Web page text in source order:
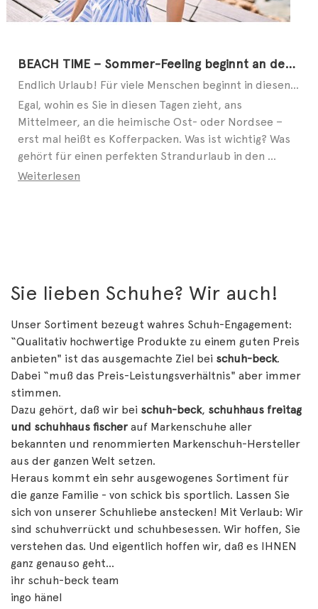
BEACH TIME – Sommer-Feeling beginnt an den Füßen
Endlich Urlaub! Für viele Menschen beginnt in diesen Tagen die schönste Zeit des Jahres. Ob allein, ...
Egal, wohin es Sie in diesen Tagen zieht, ans
Mittelmeer, an die heimische Ost- oder Nordsee –
erst mal heißt es Kofferpacken. Was ist wichtig? Was
gehört für einen perfekten Strandurlaub in den ...
Weiterlesen
Sie lieben Schuhe? Wir auch!
Unser Sortiment bezeugt wahres Schuh-Engagement:
“Qualitativ hochwertige Produkte zu einem guten Preis
anbieten" ist das ausgemachte Ziel bei schuh-beck.
Dabei “muß das Preis-Leistungsverhältnis" aber immer
stimmen.
Dazu gehört, daß wir bei schuh-beck, schuhhaus freitag
und schuhhaus fischer auf Markenschuhe aller
bekannten und renommierten Markenschuh-Hersteller
aus der ganzen Welt setzen.
Heraus kommt ein sehr ausgewogenes Sortiment für
die ganze Familie - von schick bis sportlich. Lassen Sie
sich von unserer Schuhliebe anstecken! Mit Verlaub: Wir
sind schuhverrückt und schuhbesessen. Wir hoffen, Sie
verstehen das. Und eigentlich hoffen wir, daß es IHNEN
ganz genauso geht...
ihr schuh-beck team
ingo hänel